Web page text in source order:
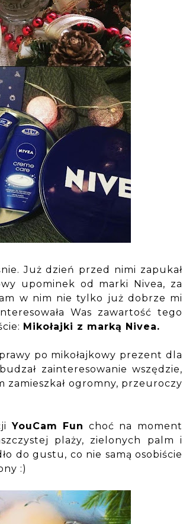
Już dzień przed nimi zapukał
upominek od marki Nivea, za
w nim nie tylko już dobrze mi
Was zawartość tego
Mikołajki z marką Nivea.
po mikołajkowy prezent dla
zainteresowanie wszędzie,
zamieszkał ogromny, przeuroczy
YouCam Fun choć na moment
plaży, zielonych palm i
do gustu, co nie samą osobiście
:)